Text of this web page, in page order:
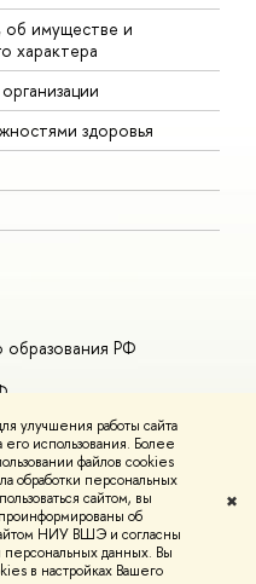
улучшения работы сайта
использования. Более
файлов cookies
обработки персональных
сайтом, вы
об
НИУ ВШЭ и согласны
данных. Вы
в настройках Вашего
✖
об имуществе и
характера
здоровья
образования РФ
Условия
конфиденциальности
вШколе дизайна НИУ